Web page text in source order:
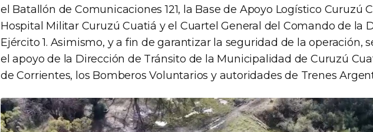
el Batallón de Comunicaciones 121, la Base de Apoyo Logístico Curuzú
Hospital Militar Curuzú Cuatiá y el Cuartel General del Comando de la
Ejército 1. Asimismo, y a fin de garantizar la seguridad de la operación,
el apoyo de la Dirección de Tránsito de la Municipalidad de Curuzú
de Corrientes, los Bomberos Voluntarios y autoridades de Trenes